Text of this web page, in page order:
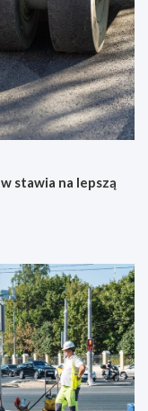
stawia na lepszą